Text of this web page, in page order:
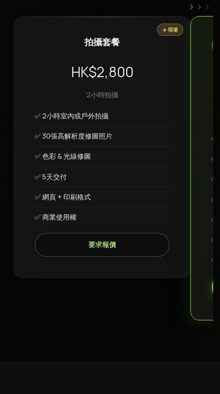
› › ›
✈️ 現場
拍攝套餐
HK$2,800
2小時拍攝
✅ 2小時室內或戶外拍攝
✅ 30張高解析度修圖照片
✅ 色彩 & 光線修圖
✅ 5天交付
✅ 網頁 + 印刷格式
✅ 商業使用權
要求報價
✅
✅
✅
✅